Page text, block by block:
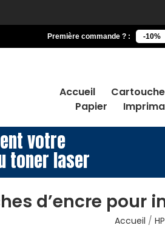
Première commande ? : -10%
Accueil
Papier
votre
toner laser
d’encre pour
Accueil HP